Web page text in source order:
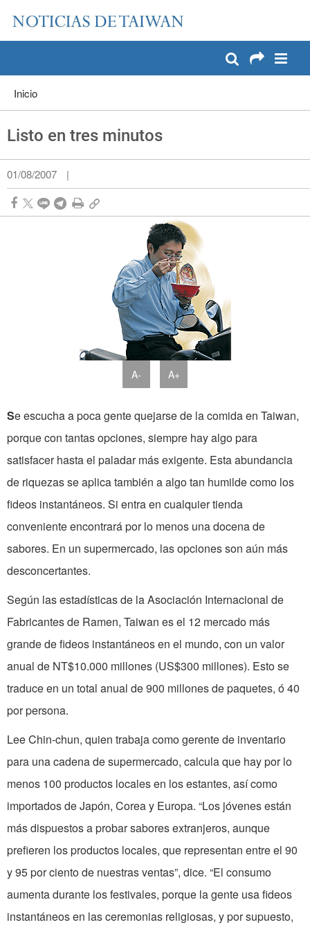
Pase a contenido principal
Inicio
Listo en tres minutos
01/08/2007 |
A- A+
Se escucha a poca gente quejarse de la comida en Taiwan,
porque con tantas opciones, siempre hay algo para
satisfacer hasta el paladar más exigente. Esta abundancia
de riquezas se aplica también a algo tan humilde como los
fideos instantáneos. Si entra en cualquier tienda
conveniente encontrará por lo menos una docena de
sabores. En un supermercado, las opciones son aún más
desconcertantes.
Según las estadísticas de la Asociación Internacional de
Fabricantes de Ramen, Taiwan es el 12 mercado más
grande de fideos instantáneos en el mundo, con un valor
anual de NT$10.000 millones (US$300 millones). Esto se
traduce en un total anual de 900 millones de paquetes, ó 40
por persona.
Lee Chin-chun, quien trabaja como gerente de inventario
para una cadena de supermercado, calcula que hay por lo
menos 100 productos locales en los estantes, así como
importados de Japón, Corea y Europa. “Los jóvenes están
más dispuestos a probar sabores extranjeros, aunque
prefieren los productos locales, que representan entre el 90
y 95 por ciento de nuestras ventas”, dice. “El consumo
aumenta durante los festivales, porque la gente usa fideos
instantáneos en las ceremonias religiosas, y por supuesto,